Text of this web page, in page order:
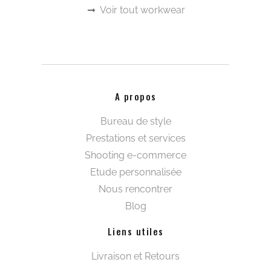
Voir tout workwear
A propos
Bureau de style
Prestations et services
Shooting e-commerce
Etude personnalisée
Nous rencontrer
Blog
Liens utiles
Livraison et Retours